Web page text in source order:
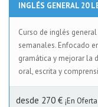
INGLÉS GENERAL 20
Curso de inglés
semanales. Enfocado
gramática y mejorar la
oral, escrita y
desde 270 € ¡En